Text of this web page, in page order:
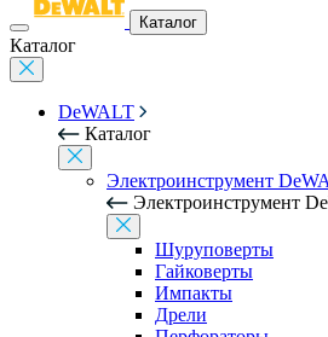
Каталог
Каталог
DeWALT
Каталог
Электроинструмент
Электроинструмент
Шуруповерты
Гайковерты
Импакты
Дрели